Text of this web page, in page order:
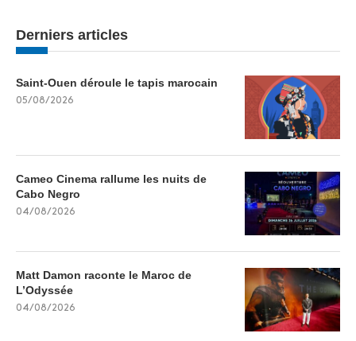
Derniers articles
Saint-Ouen déroule le tapis marocain
05/08/2026
Cameo Cinema rallume les nuits de
Cabo Negro
04/08/2026
Matt Damon raconte le Maroc de
L’Odyssée
04/08/2026